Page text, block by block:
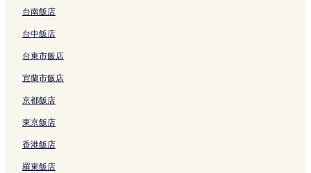
曼谷的奢華飯店
曼谷的平價飯店
曼谷的設有廚房的飯店
曼谷的高爾夫飯店
曼谷的設有健身中心的飯店
拍耶泰縣的親子飯店
拍耶泰縣的商務飯店
台南飯店
台中飯店
台東市飯店
宜蘭市飯店
京都飯店
東京飯店
香港飯店
羅東飯店